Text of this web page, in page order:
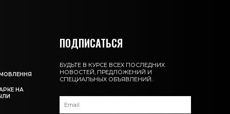
НА
ПОДПИСАТЬСЯ
БУДЬТЕ В КУРСЕ ВСЕХ ПОСЛЕДНИХ
НОВОСТЕЙ, ПРЕДЛОЖЕНИЙ И
СПЕЦИАЛЬНЫХ ОБЪЯВЛЕНИЙ.